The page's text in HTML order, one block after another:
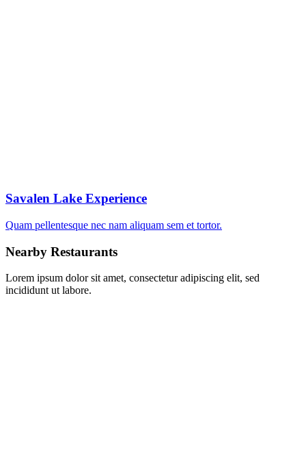
Savalen Lake Experience
Quam pellentesque nec nam aliquam sem et tortor.
Nearby Restaurants
Lorem ipsum dolor sit amet, consectetur adipiscing elit, sed
incididunt ut labore.